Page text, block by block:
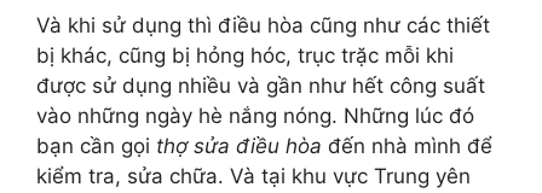
Và khi sử dụng thì điều hòa cũng như các thiết
bị khác, cũng bị hỏng hóc, trục trặc mỗi khi
được sử dụng nhiều và gần như hết công suất
vào những ngày hè nắng nóng. Những lúc đó
bạn cần gọi thợ sửa điều hòa đến nhà mình để
kiểm tra, sửa chữa. Và tại khu vực Trung yên